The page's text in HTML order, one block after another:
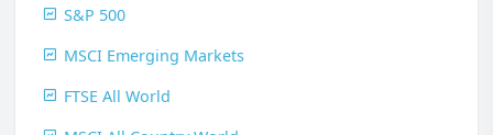
S&P 500
MSCI Emerging Markets
FTSE All World